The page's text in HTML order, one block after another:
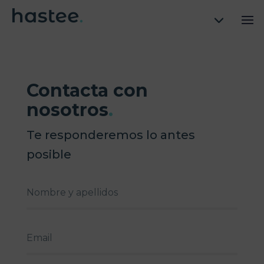
Contacta con
nosotros.
Te responderemos lo antes
posible